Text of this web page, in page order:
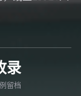
录
留档